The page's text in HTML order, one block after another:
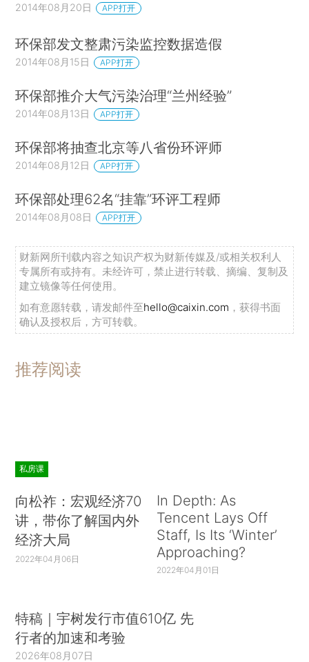
2014年08月20日 APP打开
环保部发文整肃污染监控数据造假
2014年08月15日 APP打开
环保部推介大气污染治理“兰州经验”
2014年08月13日 APP打开
环保部将抽查北京等八省份环评师
2014年08月12日 APP打开
环保部处理62名“挂靠”环评工程师
2014年08月08日 APP打开
财新网所刊载内容之知识产权为财新传媒及/或相关权利人
专属所有或持有。未经许可，禁止进行转载、摘编、复制及
建立镜像等任何使用。
如有意愿转载，请发邮件至hello@caixin.com ，获得书面
确认及授权后，方可转载。
推荐阅读
私房课
向松祚：宏观经济70
讲，带你了解国内外
经济大局
2022年04月06日
In Depth: As
Tencent Lays Off
Staff, Is Its ‘Winter’
Approaching?
2022年04月01日
特稿｜宇树发行市值610亿 先
行者的加速和考验
2026年08月07日